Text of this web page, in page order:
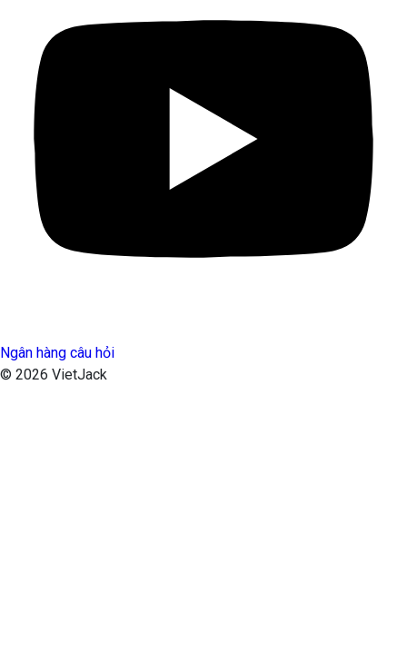
Ngân hàng câu hỏi
© 2026 VietJack